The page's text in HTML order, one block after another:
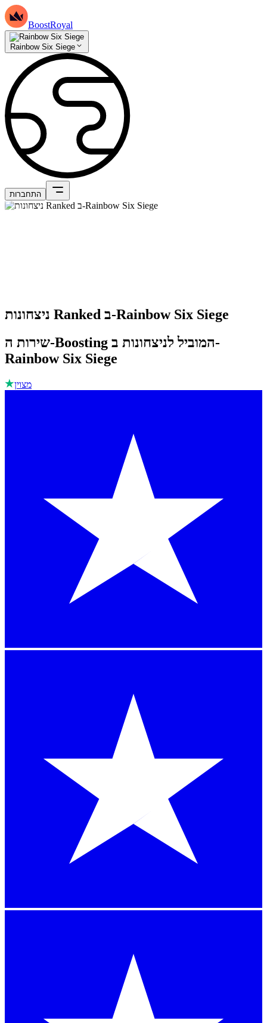
BoostRoyal
Rainbow Six Siege
התחברות
ניצחונות Ranked ב-Rainbow Six Siege
שירות ה-Boosting המוביל לניצחונות ב-
Rainbow Six Siege
מצוין